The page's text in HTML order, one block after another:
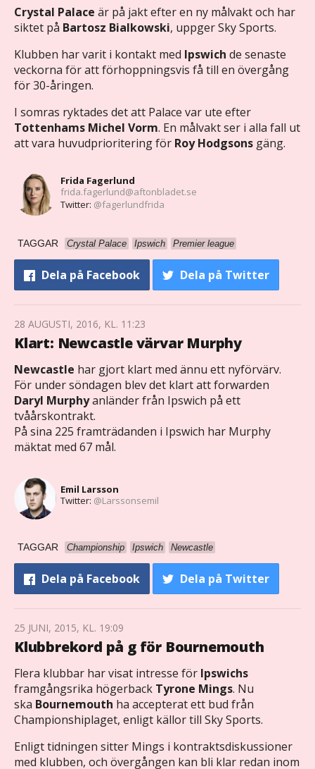
Crystal Palace är på jakt efter en ny målvakt och har
siktet på Bartosz Bialkowski, uppger Sky Sports.
Klubben har varit i kontakt med Ipswich de senaste
veckorna för att förhoppningsvis få till en övergång
för 30-åringen.
I somras ryktades det att Palace var ute efter
Tottenhams Michel Vorm. En målvakt ser i alla fall ut
att vara huvudprioritering för Roy Hodgsons gäng.
Frida Fagerlund
frida.fagerlund@aftonbladet.se
Twitter: @fagerlundfrida
TAGGAR Crystal Palace Ipswich Premier league
Dela på Facebook Dela på Twitter
28 AUGUSTI, 2016, KL. 11:23
Klart: Newcastle värvar Murphy
Newcastle har gjort klart med ännu ett nyförvärv.
För under söndagen blev det klart att forwarden
Daryl Murphyanländer från Ipswich på ett
tvåårskontrakt.
På sina 225 framträdanden i Ipswich har Murphy
mäktat med 67 mål.
Emil Larsson
Twitter: @Larssonsemil
TAGGAR Championship Ipswich Newcastle
Dela på Facebook Dela på Twitter
25 JUNI, 2015, KL. 19:09
Klubbrekord på g för Bournemouth
Flera klubbar har visat intresse för Ipswichs
framgångsrika högerback Tyrone Mings. Nu
ska Bournemouth ha accepterat ett bud från
Championshiplaget, enligt källor till Sky Sports.
Enligt tidningen sitter Mings i kontraktsdiskussioner
med klubben, och övergången kan bli klar redan inom